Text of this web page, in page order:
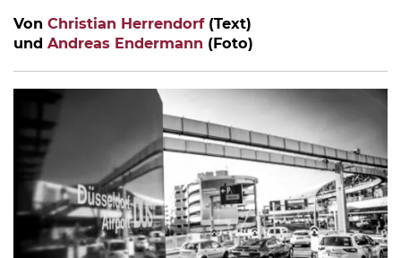
Von Christian Herrendorf(Text)
und Andreas Endermann (Foto)